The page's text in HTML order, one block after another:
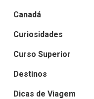
Canadá
Curiosidades
Curso Superior
Destinos
Dicas de Viagem